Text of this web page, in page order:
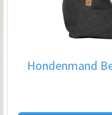
Hondenmand